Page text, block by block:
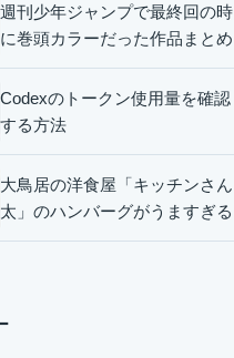
週刊少年ジャンプで最終回の時
に巻頭カラーだった作品まとめ
Codexのトークン使用量を確認
する方法
大鳥居の洋食屋「キッチンさん
太」のハンバーグがうますぎる